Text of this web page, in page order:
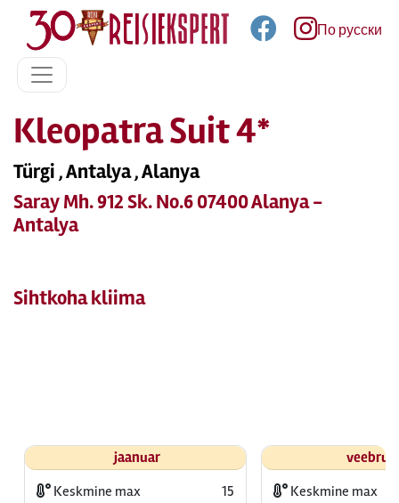
По русски
Kleopatra Suit 4*
Türgi , Antalya , Alanya
Saray Mh. 912 Sk. No.6 07400 Alanya -
Antalya
Sihtkoha kliima
jaanuar
Keskmine max
15
Keskmine max